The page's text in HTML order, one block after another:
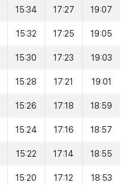
15:34 17:27 19:07
15:32 17:25 19:05
15:30 17:23 19:03
15:28 17:21 19:01
15:26 17:18 18:59
15:24 17:16 18:57
15:22 17:14 18:55
15:20 17:12 18:53